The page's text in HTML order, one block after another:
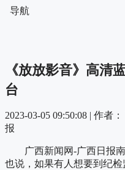
导航
《放放影音》高清
台
2023-03-05 09:50:08 | 作者
报
广西新闻网-广西日
也说，如果有人想要到纪